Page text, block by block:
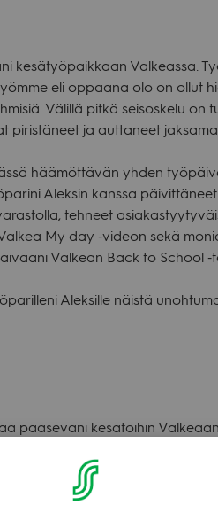
kesä­työ­paik­kaan Val­keassa.
eli oppaana olo on ollut
Välillä pitkä sei­sos­kelu on
piris­tä­neet ja aut­ta­neet
hää­möt­tä­vän yhden
Alek­sin kanssa
teh­neet
My day ‑videon sekä
Val­kean Back to School
Alek­sille näistä
pää­se­väni kesä­töi­hin
kesä­työ­ko­ke­mus. Olemme
kuten esi­mer­kiksi ole­maan
päi­vit­te­le­mään somea,